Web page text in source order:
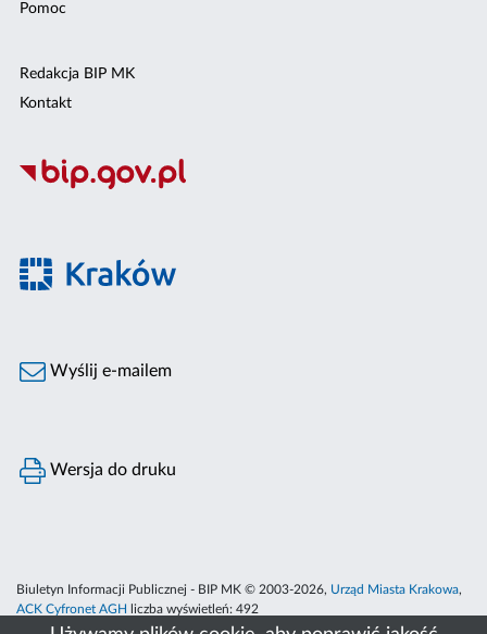
Pomoc
Redakcja BIP MK
Kontakt
Wyślij e-mailem
Wersja do druku
Biuletyn Informacji Publicznej - BIP MK © 2003-2026, Urząd Miasta Krakowa,
ACK Cyfronet AGH
liczba wyświetleń: 492